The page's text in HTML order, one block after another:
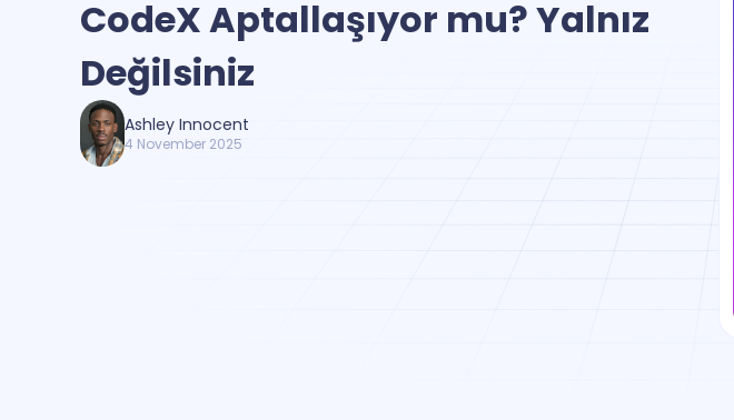
CodeX Aptallaşıyor mu? Yalnız
Değilsiniz
Ashley Innocent
4 November 2025